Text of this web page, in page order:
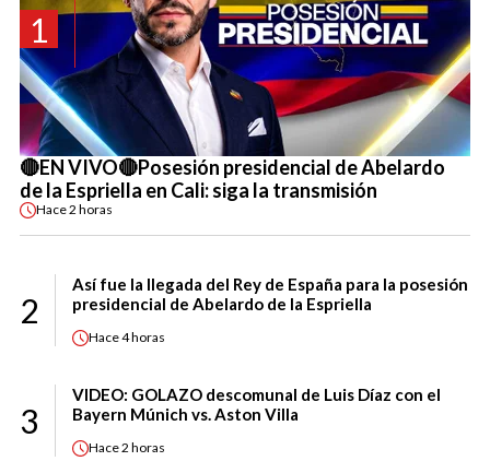
1
🔴EN VIVO🔴Posesión presidencial de Abelardo
de la Espriella en Cali: siga la transmisión
Hace2 horas
2
Así fue la llegada del Rey de España para la posesión
presidencial de Abelardo de la Espriella
Hace4 horas
3
VIDEO: GOLAZO descomunal de Luis Díaz con el
Bayern Múnich vs. Aston Villa
Hace2 horas